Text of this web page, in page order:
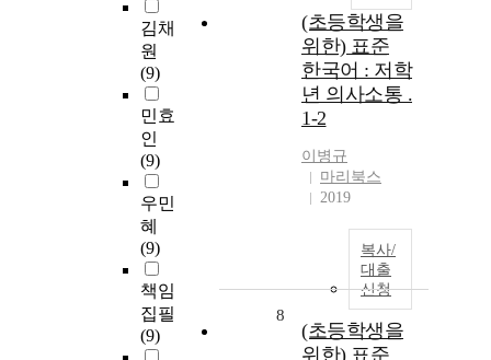
김채
원
(9)
민효
인
(9)
우민
혜
(9)
책임
집필
(9)
(초등학생을
위한) 표준
한국어 : 저학
년 의사소통 .
1-2
이병규
마리북스
2019
복사/
대출
신청
8
(초등학생을
위한) 표준